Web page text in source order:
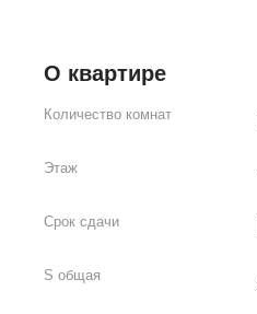
О квартире
Количество комнат
Этаж
Срок сдачи
S общая